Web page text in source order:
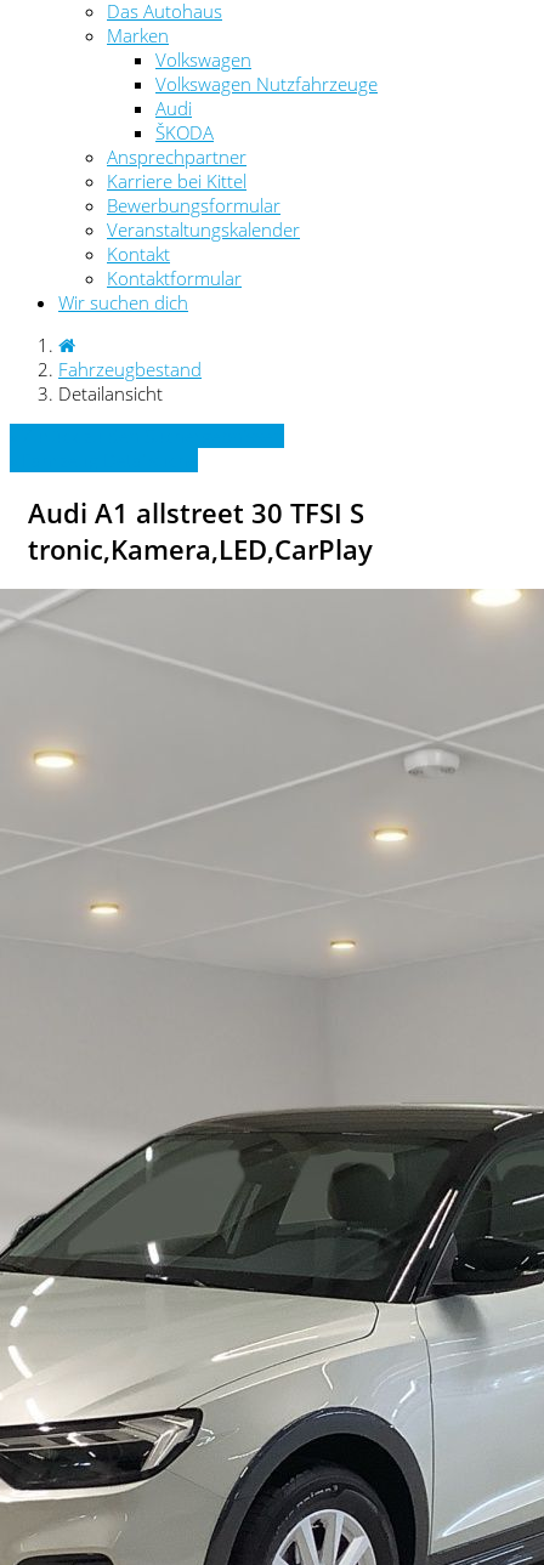
Das Autohaus
Marken
Volkswagen
Volkswagen Nutzfahrzeuge
Audi
ŠKODA
Ansprechpartner
Karriere bei Kittel
Bewerbungsformular
Veranstaltungskalender
Kontakt
Kontaktformular
Wir suchen dich
Fahrzeugbestand
Detailansicht
Audi A1 allstreet 30 TFSI S
tronic,Kamera,LED,CarPlay